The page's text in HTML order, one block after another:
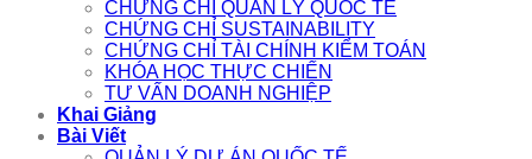
CHỨNG CHỈ QUẢN LÝ QUỐC TẾ
CHỨNG CHỈ SUSTAINABILITY
CHỨNG CHỈ TÀI CHÍNH KIỂM TOÁN
KHÓA HỌC THỰC CHIẾN
TƯ VẤN DOANH NGHIỆP
Khai Giảng
Bài Viết